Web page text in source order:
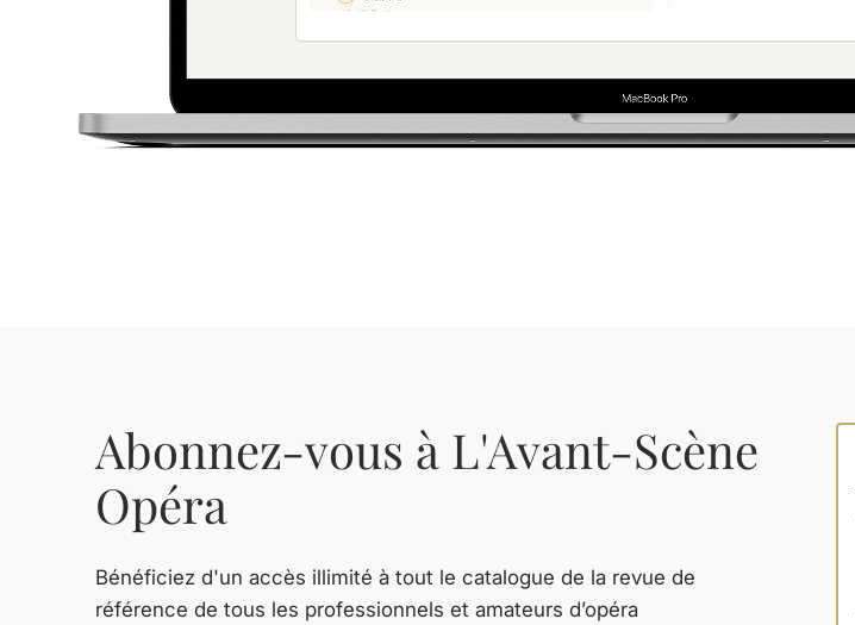
Abonnez-vous à L'Avant-Scène
Opéra
Bénéficiez d'un accès illimité à tout le catalogue de la revue de
référence de tous les professionnels et amateurs d’opéra